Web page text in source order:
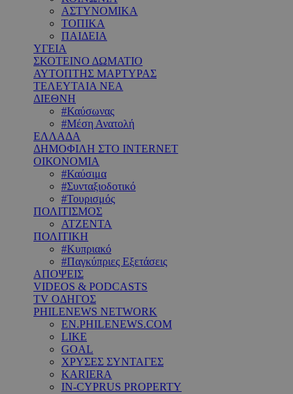
ΑΣΤΥΝΟΜΙΚΑ
ΤΟΠΙΚΑ
ΠΑΙΔΕΙΑ
ΥΓΕΙΑ
ΣΚΟΤΕΙΝΟ ΔΩΜΑΤΙΟ
ΑΥΤΟΠΤΗΣ ΜΑΡΤΥΡΑΣ
ΤΕΛΕΥΤΑΙΑ ΝΕΑ
ΔΙΕΘΝΗ
#Καύσωνας
#Μέση Ανατολή
ΕΛΛΑΔΑ
ΔΗΜΟΦΙΛΗ ΣΤΟ INTERNET
ΟΙΚΟΝΟΜΙΑ
#Καύσιμα
#Συνταξιοδοτικό
#Τουρισμός
ΠΟΛΙΤΙΣΜΟΣ
ΑΤΖΕΝΤΑ
ΠΟΛΙΤΙΚΗ
#Κυπριακό
#Παγκύπριες Εξετάσεις
ΑΠΟΨΕΙΣ
VIDEOS & PODCASTS
TV ΟΔΗΓΟΣ
PHILENEWS NETWORK
EN.PHILENEWS.COM
LIKE
GOAL
ΧΡΥΣΕΣ ΣΥΝΤΑΓΕΣ
KARIERA
IN-CYPRUS PROPERTY